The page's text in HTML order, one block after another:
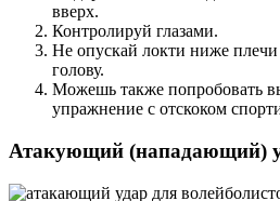
вверх.
Контролируй глазами.
Не опускай локти ниже плечи
голову.
Можешь также попробовать
упражнение с отскоком
Атакующий (нападающий)